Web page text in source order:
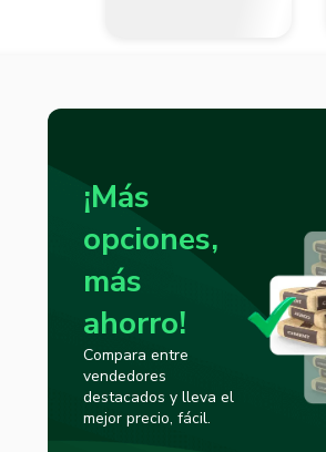
¡Más
opciones,
más
ahorro!
Compara entre
vendedores
destacados y lleva el
mejor precio, fácil.